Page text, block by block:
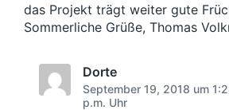
a
g
r
a
g
das Projekt trägt weiter gute
Sommerliche Grüße, Thomas
Dorte
September 19, 2018 um
p.m. Uhr